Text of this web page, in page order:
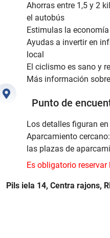
Ahorras entre 1,5 y 2
el autobús
Estimulas la
Ayudas a invertir en
local
El ciclismo es sano y
Más información sobre
Punto de
Los detalles figuran
Aparcamiento
las plazas de
Es obligatorio
Pils iela 14, Centra rajons,